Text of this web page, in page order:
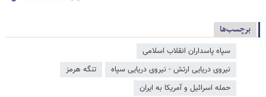
برچسب‌ها
سپاه پاسداران انقلاب اسلامی
نیروی دریایی ارتش - نیروی دریایی سپاه
تنگه هرمز
حمله اسرائیل و آمریکا به ایران